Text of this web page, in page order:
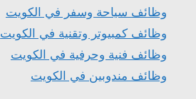
وظائف سياحة وسفر في الكويت
وظائف كمبيوتر وتقنية في الكويت
وظائف فنية وحرفية في الكويت
وظائف مندوبين في الكويت